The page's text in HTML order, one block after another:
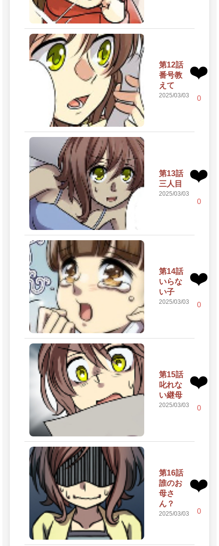
第12話
番号教
えて
2025/03/03
❤️
0
第13話
三人目
2025/03/03
❤️
0
第14話
いらな
い子
2025/03/03
❤️
0
第15話
叱れな
い継母
2025/03/03
❤️
0
第16話
誰のお
母さ
ん？
2025/03/03
❤️
0